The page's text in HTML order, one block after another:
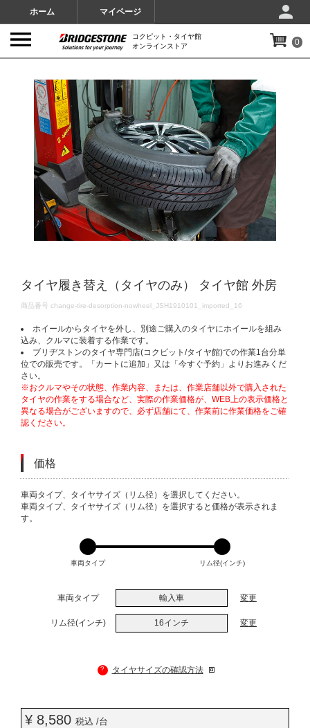
ホーム マイページ
コクピット・タイヤ館
オンラインストア
0
タイヤ履き替え（タイヤのみ） タイヤ館 外房
DETAILS
商品番号 change-tire-desorption-nowheel_JSH1910101_imported_16
ホイールからタイヤを外し、別途ご購入のタイヤにホイールを組み
込み、クルマに装着する作業です。
ブリヂストンのタイヤ専門店(コクピット/タイヤ館)での作業1台分単
位での販売です。「カートに追加」又は「今すぐ予約」よりお進みくだ
さい。
※おクルマやその状態、作業内容、または、作業店舗以外で購入された
タイヤの作業をする場合など、実際の作業価格が、WEB上の表示価格と
異なる場合がございますので、必ず店舗にて、作業前に作業価格をご確
認ください。
価格
VARIATIONS
車両タイプ、タイヤサイズ（リム径）を選択してください。
車両タイプ、タイヤサイズ（リム径）を選択すると価格が表示されま
す。
車両タイプ リム径(インチ)
車両タイプ 輸入車 変更
リム径(インチ) 16インチ 変更
? タイヤサイズの確認方法
¥ 8,580 税込 /台